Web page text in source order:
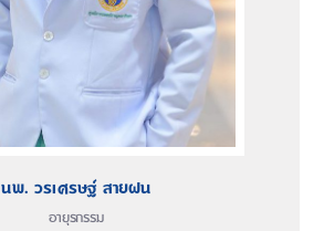
อายุรกรรม
นพ. วรเศรษฐ์ สายฝน